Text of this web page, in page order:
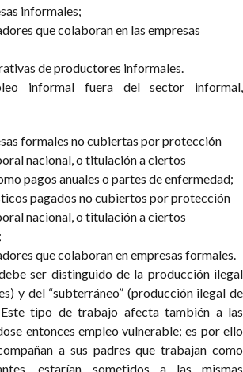
informales;
que colaboran en las empresas
de productores informales.
informal fuera del sector informal,
formales no cubiertas por protección
nacional, o titulación a ciertos
pagos anuales o partes de enfermedad;
pagados no cubiertos por protección
nacional, o titulación a ciertos
que colaboran en empresas formales.
ser distinguido de la producción ilegal
y del “subterráneo” (producción ilegal de
tipo de trabajo afecta también a las
entonces empleo vulnerable; es por ello
a sus padres que trabajan como
estarían sometidos a las mismas